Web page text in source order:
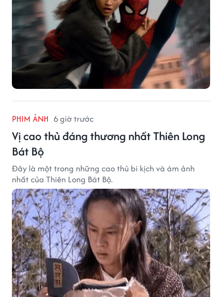
PHIM ẢNH 6 giờ trước
Vị cao thủ đáng thương nhất Thiên Long
Bát Bộ
Đây là một trong những cao thủ bi kịch và ám ảnh
nhất của Thiên Long Bát Bộ.